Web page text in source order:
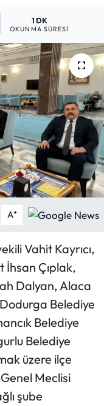
1 DK
OKUNMA SÜRESI
A+
Vahit Kayrıcı,
İhsan Çıplak,
Dalyan, Alaca
Belediye
Belediye
Belediye
üzere ilçe
Meclisi
şube